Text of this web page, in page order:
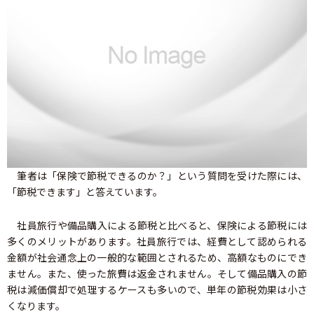
筆者は「保険で節税できるのか？」という質問を受けた際には、
「節税できます」と答えています。
社員旅行や備品購入による節税と比べると、保険による節税には
多くのメリットがあります。社員旅行では、経費として認められる
金額が社会通念上の一般的な範囲とされるため、高額なものにでき
ません。また、使った旅費は返金されません。そして備品購入の節
税は減価償却で処理するケースも多いので、単年の節税効果は小さ
くなります。